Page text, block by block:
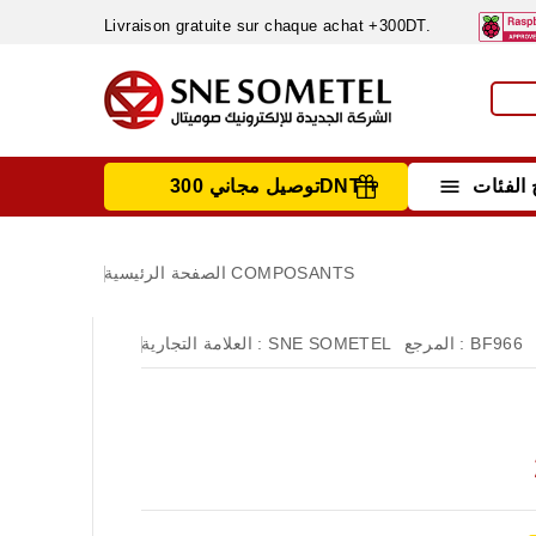
Livraison gratuite sur chaque achat +300DT.
 توصيل مجاني 300DNT +
الصفحة الرئيسية COMPOSANTS
العلامة التجارية : SNE SOMETEL المرجع : BF966